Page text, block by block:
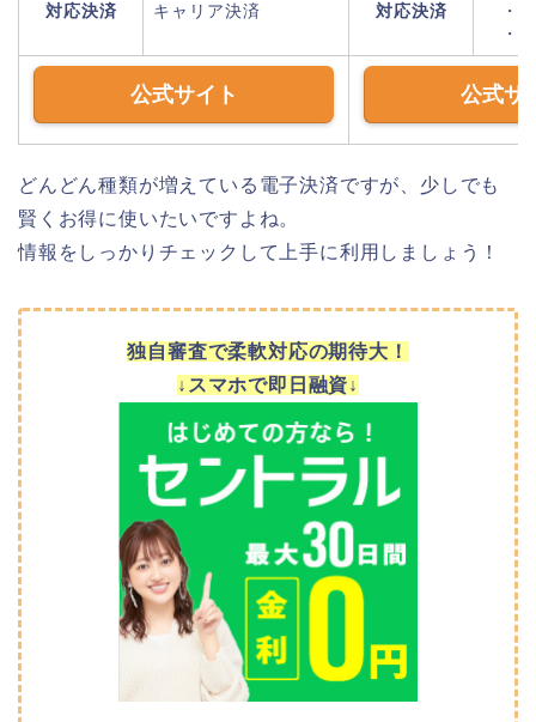
対応決済 キャリア決済 対応決済
・ク
・後
公式サイト 公式サ
どんどん種類が増えている電子決済ですが、少しでも
賢くお得に使いたいですよね。
情報をしっかりチェックして上手に利用しましょう！
独自審査で柔軟対応の期待大！
↓スマホで即日融資↓